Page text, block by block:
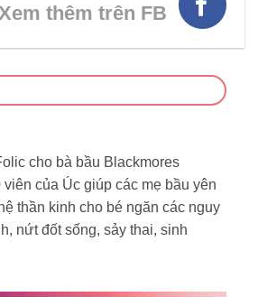
Xem thêm trên FB
cho bà bầu Blackmores
của Úc giúp các mẹ bầu yên
thần kinh cho bé ngăn các nguy
nứt đốt sống, sảy thai, sinh